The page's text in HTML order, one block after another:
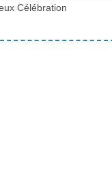
Célébration